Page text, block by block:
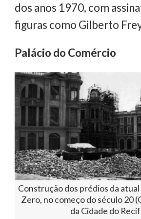
dos anos 1970, com
figuras como Gilberto
Palácio do Comércio
Construção dos prédios da
Zero, no começo do século 20
da Cidade do